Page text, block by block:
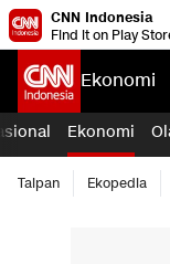
CNN Indonesia
Find it on Play
Ekonomi
Ekonomi
Taipan Ekopedia